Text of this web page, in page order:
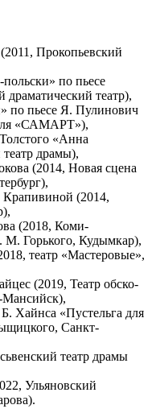
Прокопьевский
по пьесе
театр),
по пьесе Я. Пулинович
«САМАРТ»),
«Анна
драмы),
(2014, Новая сцена
(2014,
(2018, Коми-
М. Горького, Кудымкар),
театр «Мастеровые»,
(2019, Театр обско-
Мансийск),
Хайнса «Пустельга для
Санкт-
театр драмы
Ульяновский